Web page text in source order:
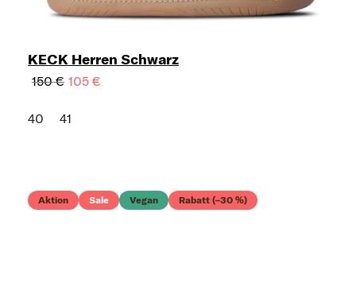
KECK Herren Schwarz
150 € 105 €
40 41
Aktion Sale Vegan Rabatt (–30 %)